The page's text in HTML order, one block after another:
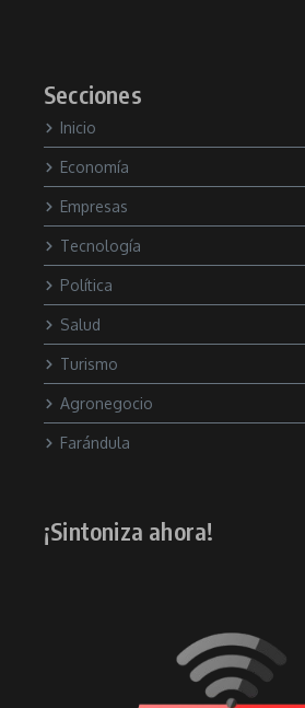
Secciones
Inicio
Economía
Empresas
Tecnología
Política
Salud
Turismo
Agronegocio
Farándula
¡Sintoniza ahora!